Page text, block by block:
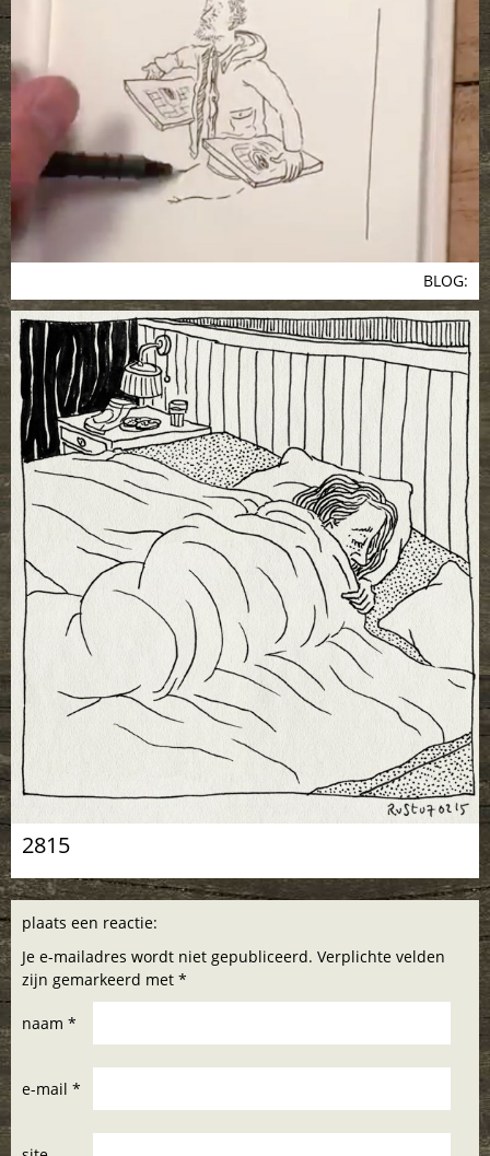
BLOG:
2815
plaats een reactie:
Je e-mailadres wordt niet gepubliceerd. Verplichte velden
zijn gemarkeerd met *
naam *
e-mail *